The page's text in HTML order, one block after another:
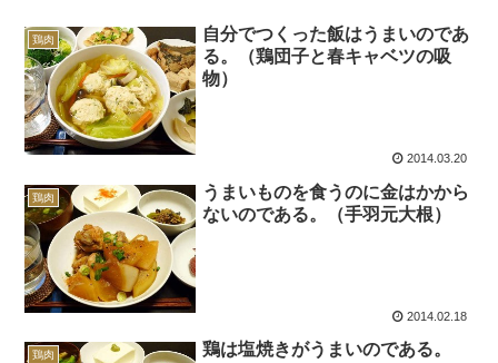
鶏肉
自分でつくった飯はうまいのであ
る。（鶏団子と春キャベツの吸
物）
2014.03.20
鶏肉
うまいものを食うのに金はかから
ないのである。（手羽元大根）
2014.02.18
鶏肉 鶏は塩焼きがうまいのである。